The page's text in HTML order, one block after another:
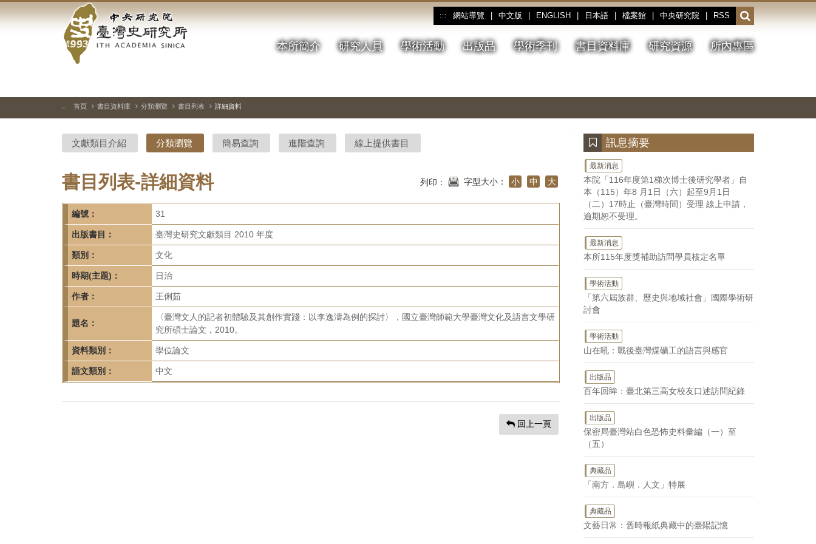
到
中
央
研
院-
臺
灣
史
研
究
所-
首
頁
::: 網站導覽 中文版 ENGLISH 日本語 檔案館 中央研究院 RSS
開
啟
或
收
本所簡介 研究人員 學術活動 出版品 學術季刊 書目資料庫 研究資源 所內專區
停、
圖
圖
結
::: 首頁 書目資料庫 分類瀏覽 書目列表 詳細資料
文獻類目介紹 分類瀏覽 簡易查詢 進階查詢 線上提供書目
書目列表-詳細資料 列印： 字型大小： 小 中 大
編號： 31
出版書目： 臺灣史研究文獻類目 2010 年度
類別： 文化
時期(主題)： 日治
作者： 王俐茹
題名：
〈臺灣文人的記者初體驗及其創作實踐：以李逸濤為例的探討〉，國立臺灣師範大學臺灣文化及語言文學研
究所碩士論文，2010。
資料類別： 學位論文
語文類別： 中文
回上一頁
訊息摘要
最新消息
本院「116年度第1梯次博士後研究學者」自
本（115）年8 月1日（六）起至9月1日
（二）17時止（臺灣時間）受理 線上申請，
逾期恕不受理。
最新消息
本所115年度獎補助訪問學員核定名單
學術活動
「第六屆族群、歷史與地域社會」國際學術研
討會
學術活動
山在吼：戰後臺灣煤礦工的語言與感官
出版品
百年回眸：臺北第三高女校友口述訪問紀錄
出版品
保密局臺灣站白色恐怖史料彙編（一）至
（五）
典藏品
「南方．島嶼．人文」特展
典藏品
文藝日常：舊時報紙典藏中的臺陽記憶